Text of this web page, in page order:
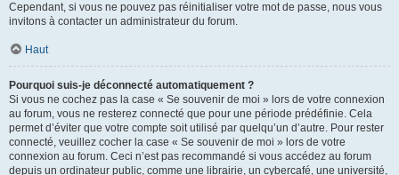
Cependant, si vous ne pouvez pas réinitialiser votre mot de passe, nous vous
invitons à contacter un administrateur du forum.
Haut
Pourquoi suis-je déconnecté automatiquement ?
Si vous ne cochez pas la case « Se souvenir de moi » lors de votre connexion
au forum, vous ne resterez connecté que pour une période prédéfinie. Cela
permet d’éviter que votre compte soit utilisé par quelqu’un d’autre. Pour rester
connecté, veuillez cocher la case « Se souvenir de moi » lors de votre
connexion au forum. Ceci n’est pas recommandé si vous accédez au forum
depuis un ordinateur public, comme une librairie, un cybercafé, une université,